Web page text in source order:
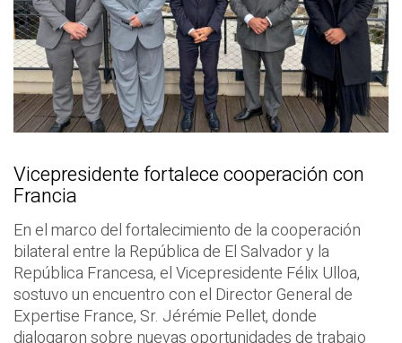
Vicepresidente fortalece cooperación con
Francia
En el marco del fortalecimiento de la cooperación
bilateral entre la República de El Salvador y la
República Francesa, el Vicepresidente Félix Ulloa,
sostuvo un encuentro con el Director General de
Expertise France, Sr. Jérémie Pellet, donde